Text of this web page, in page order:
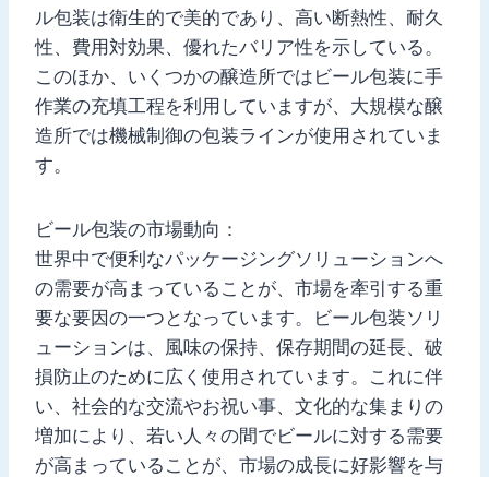
ル包装は衛生的で美的であり、高い断熱性、耐久
性、費用対効果、優れたバリア性を示している。
このほか、いくつかの醸造所ではビール包装に手
作業の充填工程を利用していますが、大規模な醸
造所では機械制御の包装ラインが使用されていま
す。
ビール包装の市場動向：
世界中で便利なパッケージングソリューションへ
の需要が高まっていることが、市場を牽引する重
要な要因の一つとなっています。ビール包装ソリ
ューションは、風味の保持、保存期間の延長、破
損防止のために広く使用されています。これに伴
い、社会的な交流やお祝い事、文化的な集まりの
増加により、若い人々の間でビールに対する需要
が高まっていることが、市場の成長に好影響を与